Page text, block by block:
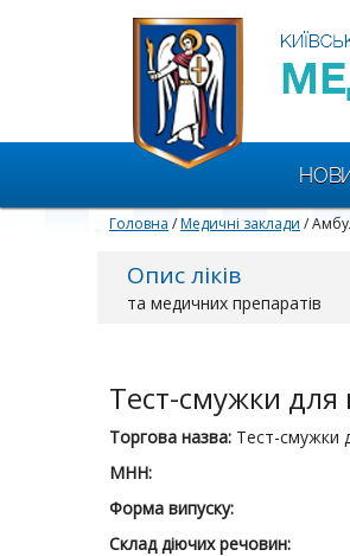
Головна /Медичні заклади /
Опис ліків
та медичних препаратів
Тест-смужки для
Торгова назва: Тест-смужки
МНН:
Форма випуску:
Склад діючих речовин: